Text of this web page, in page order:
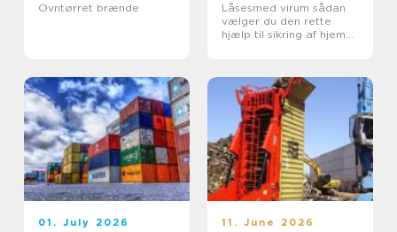
Ovntørret brænde
Låsesmed virum sådan
vælger du den rette
hjælp til sikring af hjem
01. July 2026 11. June 2026